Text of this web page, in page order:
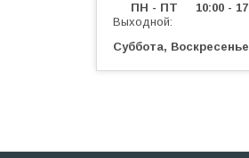
ПН - ПТ 10:00 -
Выходной:
Суббота, Воскресенье